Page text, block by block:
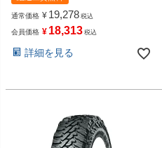
通常価格 ¥ 19,278 税込
会員価格 ¥ 18,313 税込
詳細を見る